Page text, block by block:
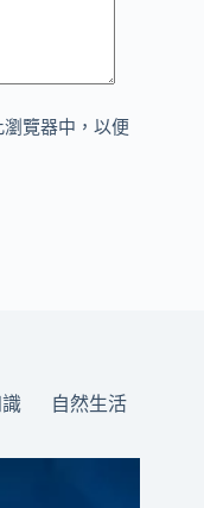
覽器中，以便
自然生活